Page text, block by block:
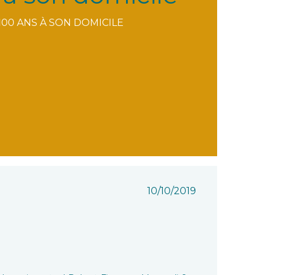
ANS À SON DOMICILE
10/10/2019